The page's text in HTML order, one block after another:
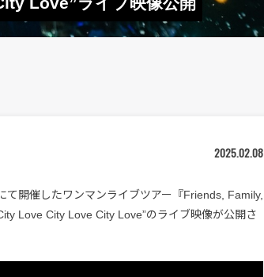
2025.02.08
て開催したワンマンライブツアー『Friends, Family,
Love City Love City Love”のライブ映像が公開さ